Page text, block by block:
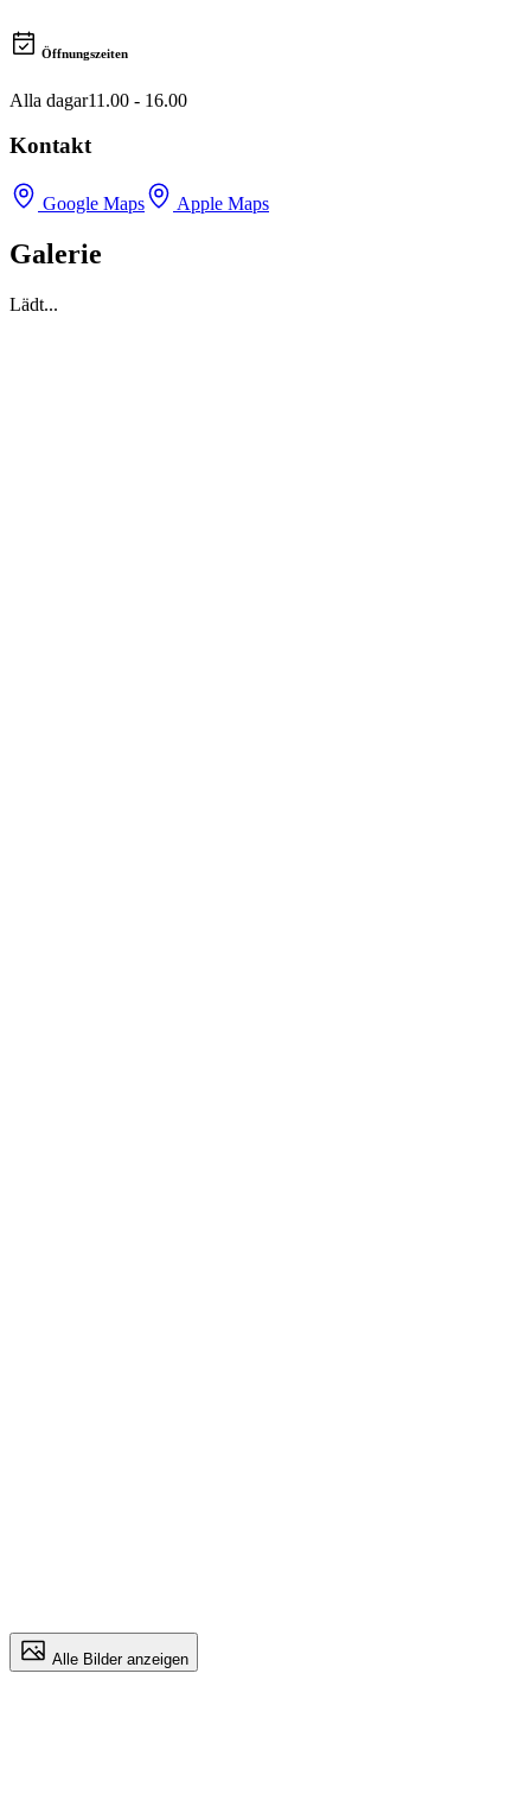
Öffnungszeiten
Alla dagar11.00 - 16.00
Kontakt
Google Maps Apple Maps
Galerie
Lädt...
Alle Bilder anzeigen